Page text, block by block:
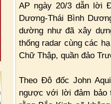
AP ngày 20/3 dẫn lời
Dương-Thái Bình
dường như đã xây
thống radar cùng các
Chữ Thập, quần đảo
Theo Đô đốc John
ngược với lời đảm bảo